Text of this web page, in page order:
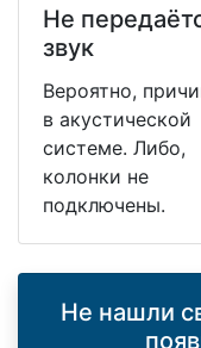
Не
звук
Вероятно,
в акустической
системе. Либо,
колонки не
подключены.
Не нашли